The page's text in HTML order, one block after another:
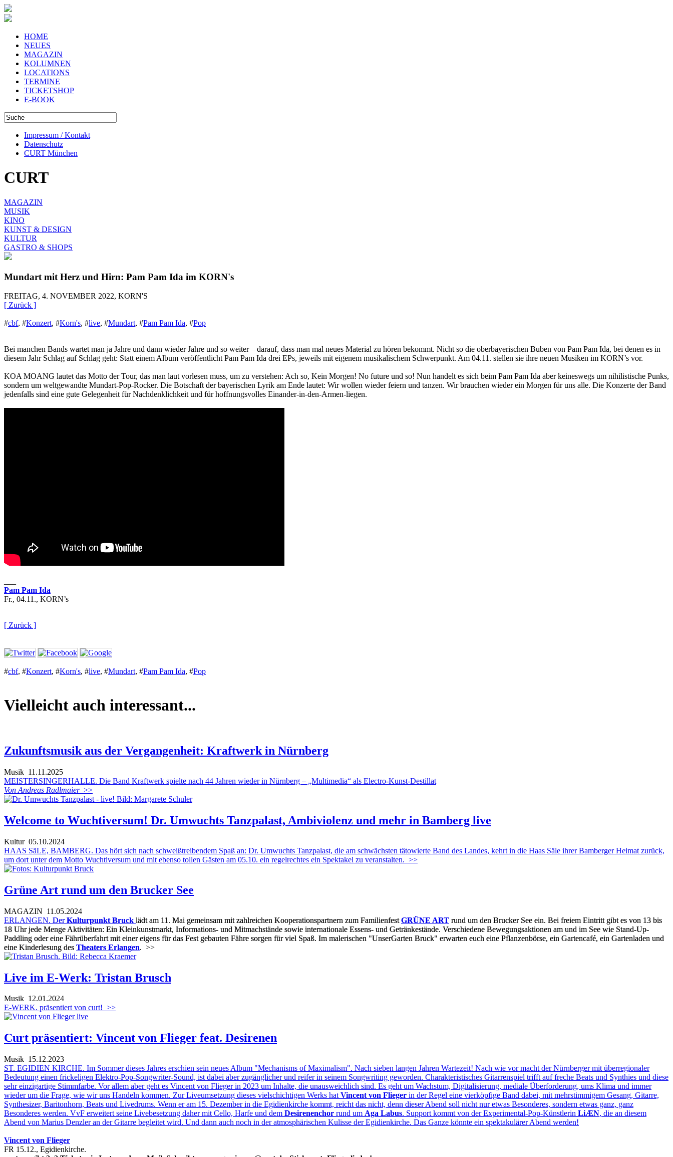
HOME
NEUES
MAGAZIN
KOLUMNEN
LOCATIONS
TERMINE
TICKETSHOP
E-BOOK
Impressum / Kontakt
Datenschutz
CURT München
CURT
MAGAZIN
MUSIK
KINO
KUNST & DESIGN
KULTUR
GASTRO & SHOPS
Mundart mit Herz und Hirn: Pam Pam Ida im KORN's
FREITAG, 4. NOVEMBER 2022, KORN'S
[ Zurück ]
#cbf, #Konzert, #Korn's, #live, #Mundart, #Pam Pam Ida, #Pop
Bei manchen Bands wartet man ja Jahre und dann wieder Jahre und so weiter – darauf, dass man mal neues Material zu hören bekommt. Nicht so die oberbayerischen Buben von Pam Pam Ida, bei denen es in
diesem Jahr Schlag auf Schlag geht: Statt einem Album veröffentlicht Pam Pam Ida drei EPs, jeweils mit eigenem musikalischem Schwerpunkt. Am 04.11. stellen sie ihre neuen Musiken im KORN’s vor.
KOA MOANG lautet das Motto der Tour, das man laut vorlesen muss, um zu verstehen: Ach so, Kein Morgen! No future und so! Nun handelt es sich beim Pam Pam Ida aber keineswegs um nihilistische Punks,
sondern um weltgewandte Mundart-Pop-Rocker. Die Botschaft der bayerischen Lyrik am Ende lautet: Wir wollen wieder feiern und tanzen. Wir brauchen wieder ein Morgen für uns alle. Die Konzerte der Band
jedenfalls sind eine gute Gelegenheit für Nachdenklichkeit und für hoffnungsvolles Einander-in-den-Armen-liegen.
Pam Pam Ida
Fr., 04.11., KORN’s
[ Zurück ]
#cbf, #Konzert, #Korn's, #live, #Mundart, #Pam Pam Ida, #Pop
Vielleicht auch interessant...
Zukunftsmusik aus der Vergangenheit: Kraftwerk in Nürnberg
Musik 11.11.2025
MEISTERSINGERHALLE. Die Band Kraftwerk spielte nach 44 Jahren wieder in Nürnberg – „Multimedia“ als Electro-Kunst-Destillat
Von Andreas Radlmaier>>
Welcome to Wuchtiversum! Dr. Umwuchts Tanzpalast, Ambiviolenz und mehr in Bamberg live
Kultur05.10.2024
HAAS SäLE, BAMBERG. Das hört sich nach schweißtreibendem Spaß an: Dr. Umwuchts Tanzpalast, die am schwächsten tätowierte Band des Landes, kehrt in die Haas Säle ihrer Bamberger Heimat zurück,
um dort unter dem Motto Wuchtiversum und mit ebenso tollen Gästen am 05.10. ein regelrechtes ein Spektakel zu veranstalten. >>
Grüne Art rund um den Brucker See
MAGAZIN 11.05.2024
ERLANGEN. DerKulturpunkt Bruck lädt am 11. Mai gemeinsam mit zahlreichen Kooperationspartnern zum FamilienfestGRÜNE ART rund um den Brucker See ein. Bei freiem Eintritt gibt es von 13 bis
18 Uhr jede Menge Aktivitäten: Ein Kleinkunstmarkt, Informations- und Mitmachstände sowie internationale Essens- und Getränkestände. Verschiedene Bewegungsaktionen am und im See wie Stand-Up-
Paddling oder eine Fährüberfahrt mit einer eigens für das Fest gebauten Fähre sorgen für viel Spaß. Im malerischen "UnserGarten Bruck" erwarten euch eine Pflanzenbörse, ein Gartencafé, ein Gartenladen und
eine Kinderlesung des Theaters Erlangen. >>
Live im E-Werk: Tristan Brusch
Musik 12.01.2024
E-WERK. präsentiert von curt! >>
Curt präsentiert: Vincent von Flieger feat. Desirenen
Musik 15.12.2023
ST. EGIDIEN KIRCHE. Im Sommer dieses Jahres erschien sein neues Album "Mechanisms of Maximalism". Nach sieben langen Jahren Wartezeit! Nach wie vor macht der Nürnberger mit überregionaler
Bedeutung einen frickeligen Elektro-Pop-Songwriter-Sound, ist dabei aber zugänglicher und reifer in seinem Songwriting geworden. Charakteristisches Gitarrenspiel trifft auf freche Beats und Synthies und diese
sehr einzigartige Stimmfarbe. Vor allem aber geht es Vincent von Flieger in 2023 um Inhalte, die unausweichlich sind. Es geht um Wachstum, Digitalisierung, mediale Überforderung, ums Klima und immer
wieder um die Frage, wie wir uns Handeln kommen. Zur Liveumsetzung dieses vielschichtigen Werks hat Vincent von Flieger in der Regel eine vierköpfige Band dabei, mit mehrstimmigem Gesang, Gitarre,
Synthesizer, Baritonhorn, Beats und Livedrums. Wenn er am 15. Dezember in die Egidienkirche kommt, reicht das nicht, denn dieser Abend soll nicht nur etwas Besonderes, sondern etwas ganz, ganz
Besonderes werden. VvF erweitert seine Livebesetzung daher mit Cello, Harfe und dem Desirenenchor rund um Aga Labus. Support kommt von der Experimental-Pop-Künstlerin LiÆN, die an diesem
Abend von Marius Denzler an der Gitarre begleitet wird. Und dann auch noch in der atmosphärischen Kulisse der Egidienkirche. Das Ganze könnte ein spektakulärer Abend werden!
Vincent von Flieger
FR 15.12., Egidienkirche.